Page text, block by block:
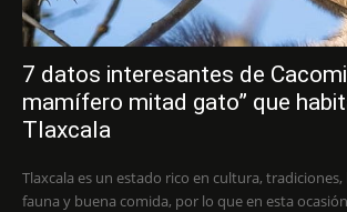
7 datos interesantes de
mamífero mitad gato” que
Tlaxcala
Tlaxcala es un estado rico en cultura,
fauna y buena comida, por lo que en esta